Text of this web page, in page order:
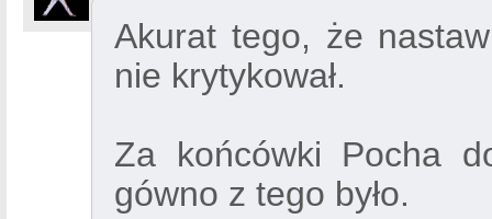
Akurat tego, że
nie krytykował.
Za końcówki Pocha
gówno z tego było.